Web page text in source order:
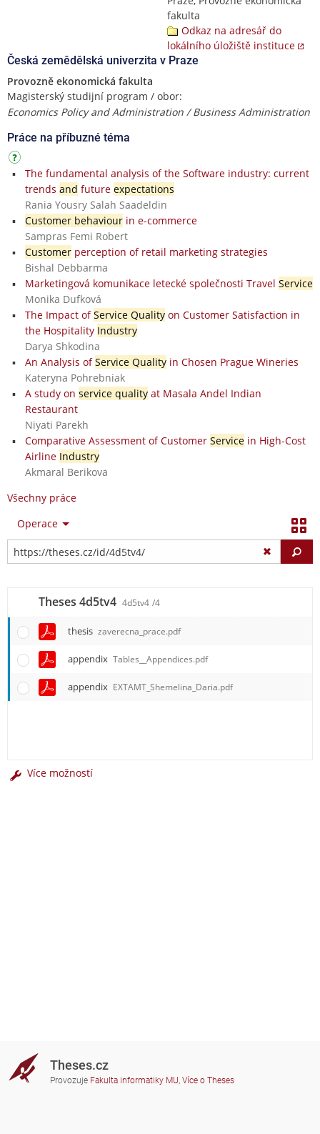
fakulta
Odkaz na adresář do
lokálního úložiště instituce
Česká zemědělská univerzita v Praze
Provozně ekonomická fakulta
Magisterský studijní program / obor:
Economics Policy and Administration / Business Administration
Práce na příbuzné téma
The fundamental analysis of the Software industry: current
trends and future expectations
Rania Yousry Salah Saadeldin
Customer behaviourin e-commerce
Sampras Femi Robert
Customerperception of retail marketing strategies
Bishal Debbarma
Marketingová komunikace letecké společnosti Travel Service
Monika Dufková
The Impact ofService Qualityon Customer Satisfaction in
the Hospitality Industry
Darya Shkodina
An Analysis ofService Qualityin Chosen Prague Wineries
Kateryna Pohrebniak
A study on service qualityat Masala Andel Indian
Restaurant
Niyati Parekh
Comparative Assessment of Customer Servicein High-Cost
Airline Industry
Akmaral Berikova
Všechny práce
Operace
Theses 4d5tv4 4d5tv4 /4
thesis zaverecna_prace.pdf
appendix Tables__Appendices.pdf
appendix EXTAMT_Shemelina_Daria.pdf
Více možností
Theses.cz
Provozuje Fakulta informatiky MU, Více o Theses